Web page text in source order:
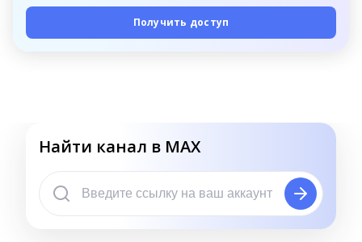
Получить доступ
Найти канал в MAX